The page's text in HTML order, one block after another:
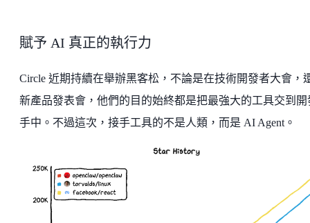
賦予 AI 真正的執行力
Circle 近期持續在舉辦黑客松，不論是在技術開發者大會，
新產品發表會，他們的目的始終都是把最強大的工具交到開
手中。不過這次，接手工具的不是人類，而是 AI Agent。